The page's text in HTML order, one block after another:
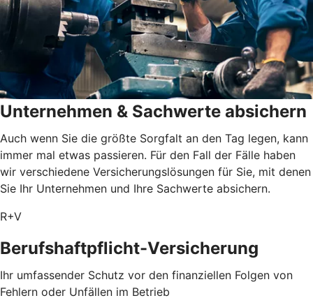
Unternehmen & Sachwerte absichern
Auch wenn Sie die größte Sorgfalt an den Tag legen, kann
immer mal etwas passieren. Für den Fall der Fälle haben
wir verschiedene Versicherungslösungen für Sie, mit denen
Sie Ihr Unternehmen und Ihre Sachwerte absichern.
R+V
Berufshaftpflicht-Versicherung
Ihr umfassender Schutz vor den finanziellen Folgen von
Fehlern oder Unfällen im Betrieb